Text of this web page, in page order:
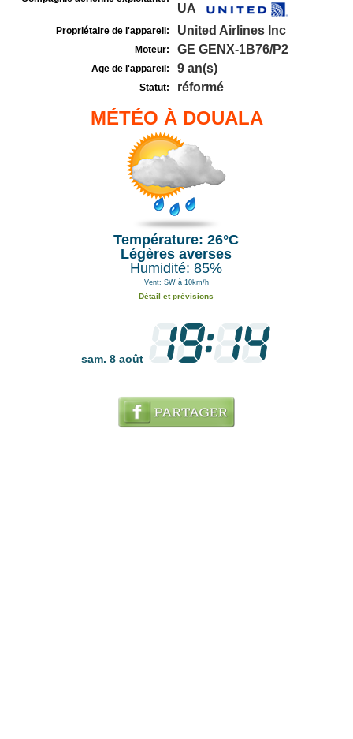
UA
Propriétaire de l'appareil: United Airlines Inc
Moteur: GE GENX-1B76/P2
Age de l'appareil: 9 an(s)
Statut: réformé
MÉTÉO À DOUALA
Température: 26°C
Légères averses
Humidité: 85%
Vent: SW à 10km/h
Détail et prévisions
sam. 8 août